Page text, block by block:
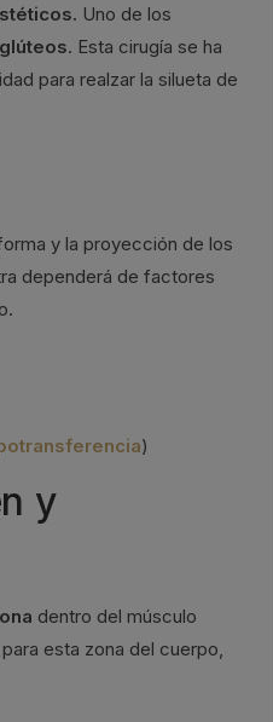
Uno de los
. Esta cirugía se ha
para realzar la silueta de
y la proyección de los
dependerá de factores
)
y
dentro del músculo
esta zona del cuerpo,